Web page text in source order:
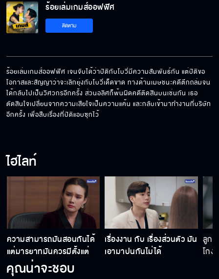
ร้อยเล่มเกมส์ออฟฟิศ
ติดตาม
ร้อยเล่มเกมส์ออฟฟิศ เจนจับได้ว่าปิติกับโบวี่มีความสัมพันธ์กัน แต่ปิติขอ
โอกาสและสัญญาว่าจะเลิกยุ่งกับโบวี่เด็ดขาด ทางด้านเมษชนะคดีตึกถล่มจน
ได้กลับไปเป็นวิศวกรอีกครั้ง ส่วนอลิศก็พ้นผิดคดีติดสินบนเช่นกัน เธอ
ตัดสินใจเปลี่ยนจากความเสียใจเป็นความแค้น และกลับเข้ามาทำงานที่บริษัท
อีกครั้ง เพื่อสืบเรื่องที่ปิติแอบซุกไว้
ไฮไลท์
ความสามารถมันสอนกันได้
แต่มารยาทมันควรมีตั้งแต่
เกิด
เรื่องงาน กับ เรื่องส่วนตัว มัน
เอามาปนกันไม่ได้
ลูก
โกง
คุณน่าจะชอบ